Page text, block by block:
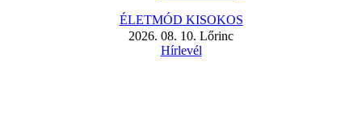
ÉLETMÓD KISOKOS
2026. 08. 10. Lőrinc
Hírlevél